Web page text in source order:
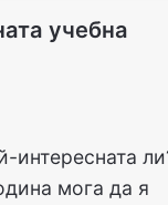
учебна
интересната
мога да я